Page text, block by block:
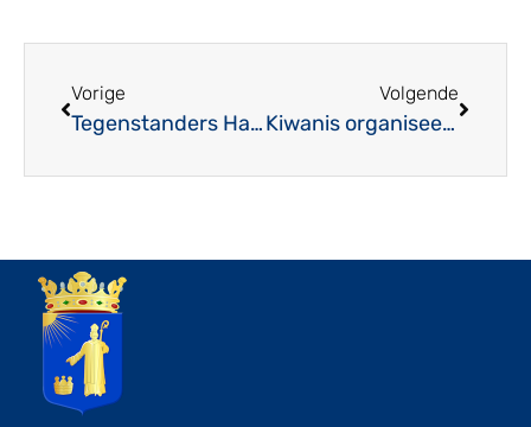
Vorige
Tegenstanders Hapse Boys 1 in bekerprogramma bekend
Volgende
Kiwanis organiseert Muziek in de Mais op 27 augustus a.s.